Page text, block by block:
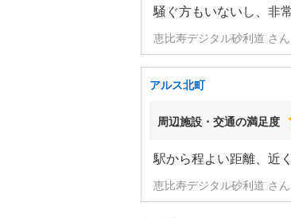
騒ぐ方もいないし、非
恵比寿デジタル砂利道 さ
アルス北町
周辺施設・交通の満足度
駅から程よい距離、近
恵比寿デジタル砂利道 さ